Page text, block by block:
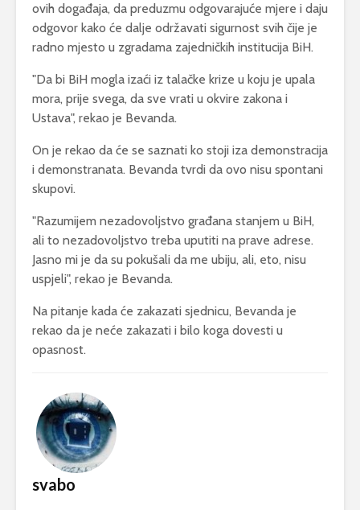
ovih događaja, da preduzmu odgovarajuće mjere i daju
odgovor kako će dalje održavati sigurnost svih čije je
radno mjesto u zgradama zajedničkih institucija BiH.
"Da bi BiH mogla izaći iz talačke krize u koju je upala
mora, prije svega, da sve vrati u okvire zakona i
Ustava", rekao je Bevanda.
On je rekao da će se saznati ko stoji iza demonstracija
i demonstranata. Bevanda tvrdi da ovo nisu spontani
skupovi.
"Razumijem nezadovoljstvo građana stanjem u BiH,
ali to nezadovoljstvo treba uputiti na prave adrese.
Jasno mi je da su pokušali da me ubiju, ali, eto, nisu
uspjeli", rekao je Bevanda.
Na pitanje kada će zakazati sjednicu, Bevanda je
rekao da je neće zakazati i bilo koga dovesti u
opasnost.
svabo